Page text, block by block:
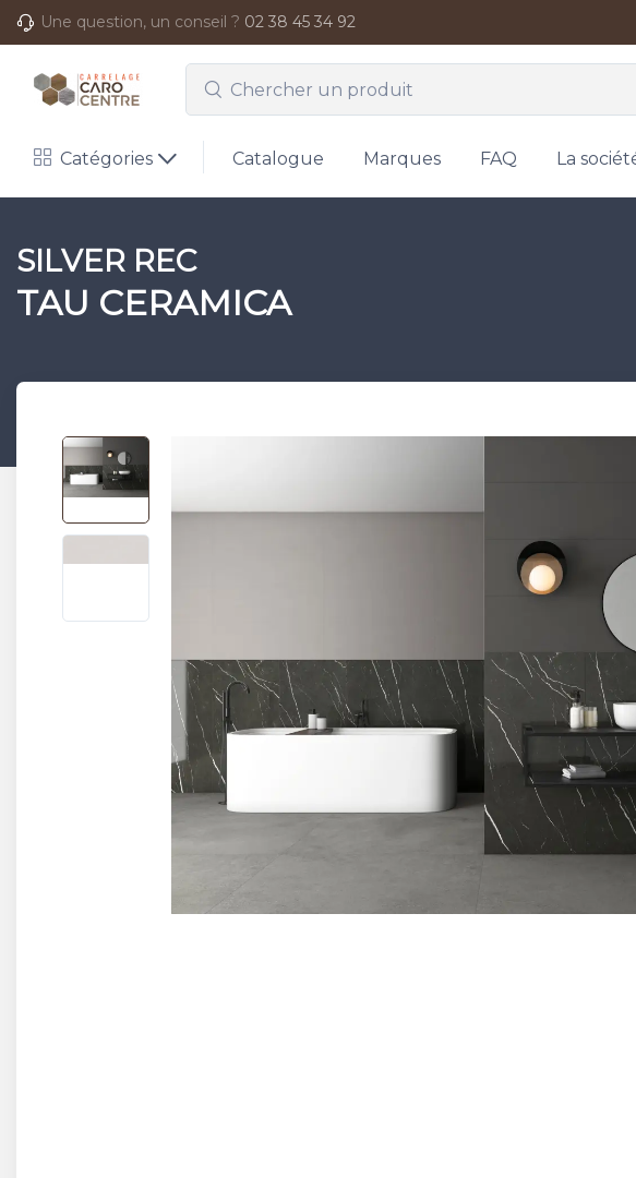
Une question, un conseil ? 02 38 45 34 92
Catégories Catalogue Marques FAQ La
SILVER REC
TAU CERAMICA